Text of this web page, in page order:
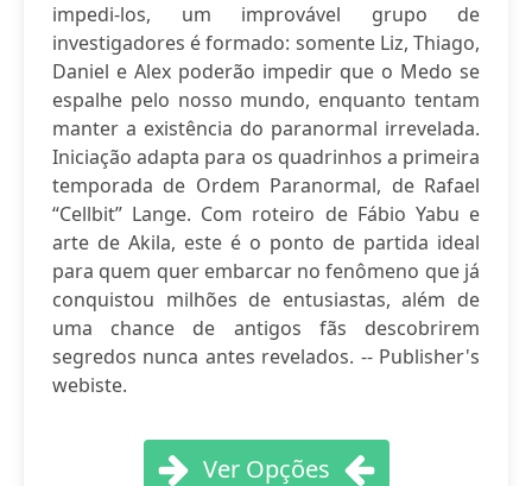
impedi-los, um improvável grupo de
investigadores é formado: somente Liz, Thiago,
Daniel e Alex poderão impedir que o Medo se
espalhe pelo nosso mundo, enquanto tentam
manter a existência do paranormal irrevelada.
Iniciação adapta para os quadrinhos a primeira
temporada de Ordem Paranormal, de Rafael
“Cellbit” Lange. Com roteiro de Fábio Yabu e
arte de Akila, este é o ponto de partida ideal
para quem quer embarcar no fenômeno que já
conquistou milhões de entusiastas, além de
uma chance de antigos fãs descobrirem
segredos nunca antes revelados. -- Publisher's
webiste.
Ver Opções